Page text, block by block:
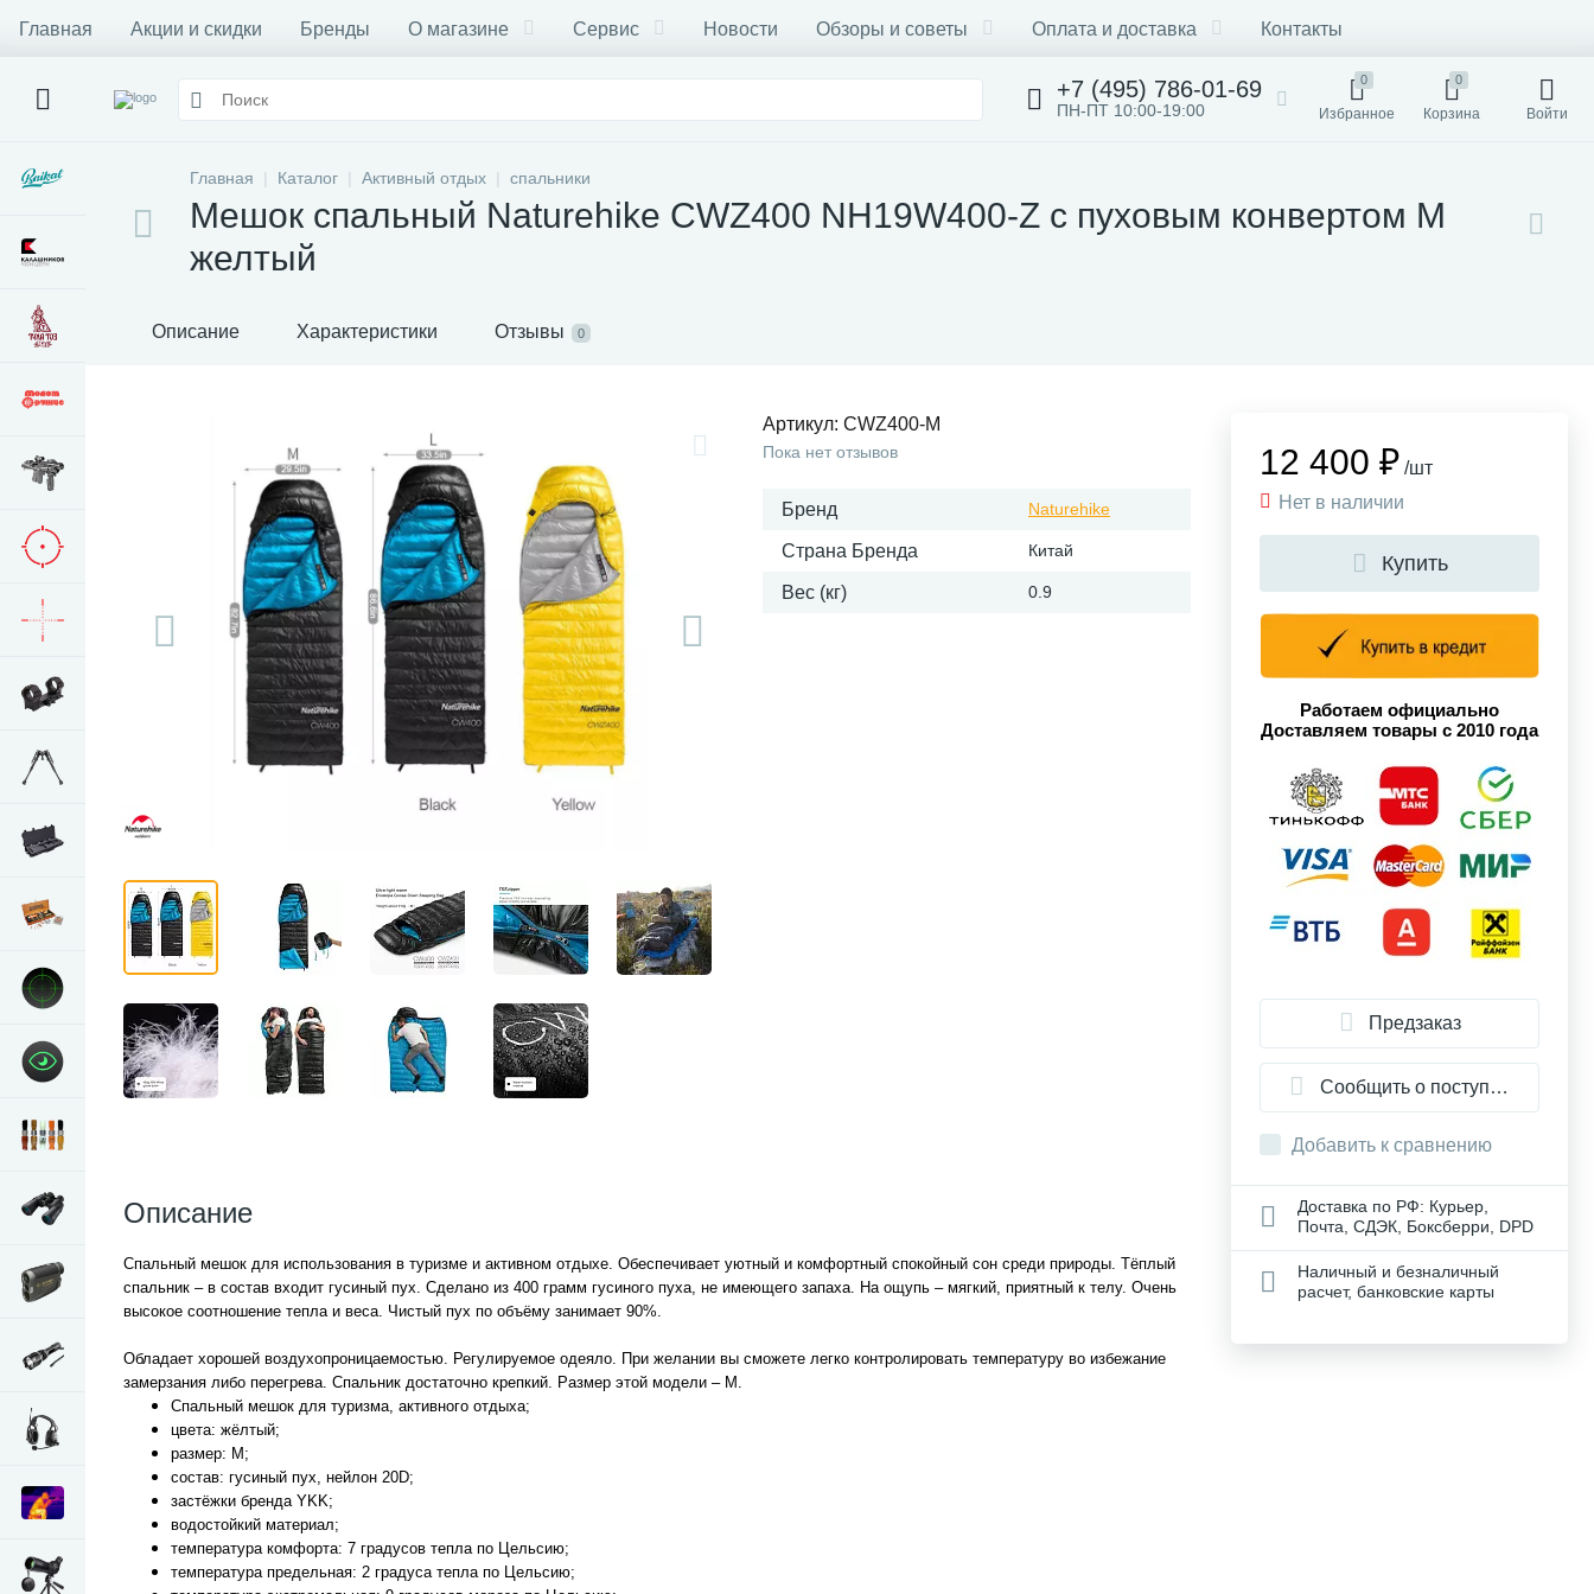
Главная Акции и скидки Бренды О магазине Сервис Новости Обзоры и советы Оплата и доставка Контакты
+7 (495) 786-01-69
ПН-ПТ 10:00-19:00
0
Избранное
0
Корзина Войти
Главная Каталог Активный отдых спальники
Мешок спальный Naturehike CWZ400 NH19W400-Z с пуховым конвертом M
желтый
Описание Характеристики Отзывы 0
Артикул: CWZ400-M
Пока нет отзывов
Бренд Naturehike
Страна Бренда Китай
Вес (кг) 0.9
Описание
Спальный мешок для использования в туризме и активном отдыхе. Обеспечивает уютный и комфортный спокойный сон среди природы. Тёплый
спальник – в состав входит гусиный пух. Сделано из 400 грамм гусиного пуха, не имеющего запаха. На ощупь – мягкий, приятный к телу. Очень
высокое соотношение тепла и веса. Чистый пух по объёму занимает 90%.
Обладает хорошей воздухопроницаемостью. Регулируемое одеяло. При желании вы сможете легко контролировать температуру во избежание
замерзания либо перегрева. Спальник достаточно крепкий. Размер этой модели – M.
Спальный мешок для туризма, активного отдыха;
цвета: жёлтый;
размер: M;
состав: гусиный пух, нейлон 20D;
застёжки бренда YKK;
водостойкий материал;
температура комфорта: 7 градусов тепла по Цельсию;
температура предельная: 2 градуса тепла по Цельсию;
12 400 ₽ /шт
Нет в наличии
Купить
Работаем официально
Доставляем товары с 2010 года
Предзаказ
Сообщить о поступлении
Добавить к сравнению
Доставка по РФ: Курьер,
Почта, СДЭК, Боксберри, DPD
Наличный и безналичный
расчет, банковские карты